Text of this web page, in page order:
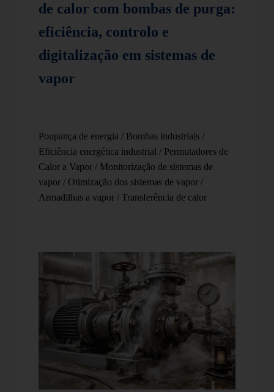
de calor com bombas de purga:
eficiência, controlo e
digitalização em sistemas de
vapor
Poupança de energia / Bombas industriais /
Eficiência energética industrial / Permutadores de
Calor a Vapor / Monitorização de sistemas de
vapor / Otimização dos sistemas de vapor /
Armadilhas a vapor / Transferência de calor